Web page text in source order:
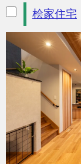
桧家住宅